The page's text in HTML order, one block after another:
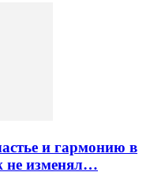
и гармонию в
не изменял…